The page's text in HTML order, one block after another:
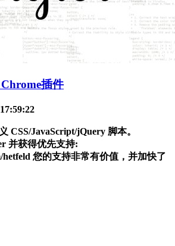
插件
CSS/JavaScript/jQuery 脚本。
并获得优先支持:
hetfeld 您的支持非常有价值，并加快了